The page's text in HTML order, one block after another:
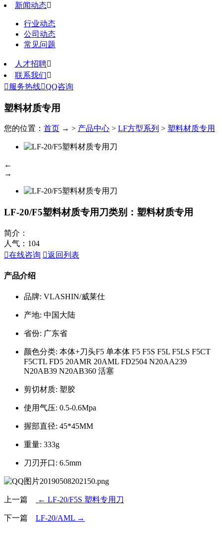
新闻动态
行业动态
公司动态
常见问题
人才招聘
联系我们
 服务热线QQ咨询
塑料材质专用
您的位置： 首页 → > 产品中心 > LF方型系列 > 塑料材质专用
←
→
LF-20/F5塑料材质专用刀类别：塑料材质专用
简介：
人气： 104
在线咨询 返回列表
产品介绍
品牌: VLASHIN/威莱仕
产地: 中国大陆
省份: 广东省
颜色分类: 本体+刀头F5 单本体 F5 F5S F5L F5LS F5CT
F5CTL FD5 20AMR 20AML FD2504 N20AA239
N20AB39 N20AB360 活塞
剪切材质: 塑胶
使用气压: 0.5-0.6Mpa
握部直径: 45*45MM
重量: 333g
刀刃开口: 6.5mm
上一篇 ← LF-20/F5S 塑料专用刀
下一篇 LF-20/AML →